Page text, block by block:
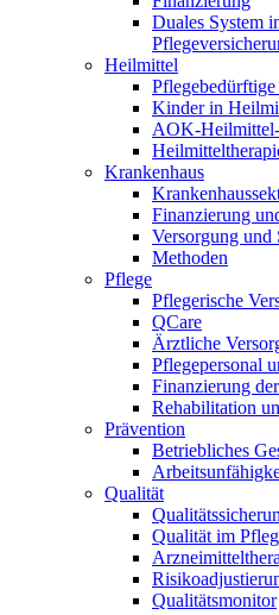
Duales System
Heilmittel
Kinder in
AOK-
Krankenhaus
Finanzierung
Versorgung und
Methoden
Pflege
Pflegerische
QCare
Ärztliche
Pflegepersonal
Finanzierung
Rehabilitation
Prävention
Betriebliches
Qualität
Qualität im
Qualitätsmonitor